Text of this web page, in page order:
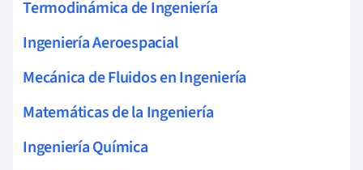
Termodinámica de Ingeniería
Ingeniería Aeroespacial
Mecánica de Fluidos en Ingeniería
Matemáticas de la Ingeniería
Ingeniería Química